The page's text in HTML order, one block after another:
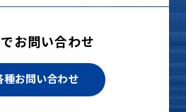
お問い合わせ
種お問い合わせ